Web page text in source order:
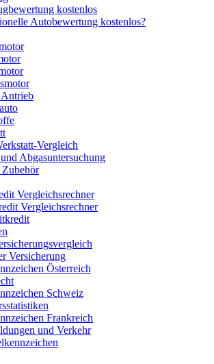
kostenlos
Autobewertung kostenlos?
Vergleich
Abgasuntersuchung
Vergleichsrechner
Vergleichsrechner
Versicherung
Österreich
Schweiz
Frankreich
und Verkehr